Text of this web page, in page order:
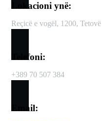
Lokacioni ynë:
Reçicë e vogël, 1200, Tetovë
Telefoni:
+389 70 507 384
Email: